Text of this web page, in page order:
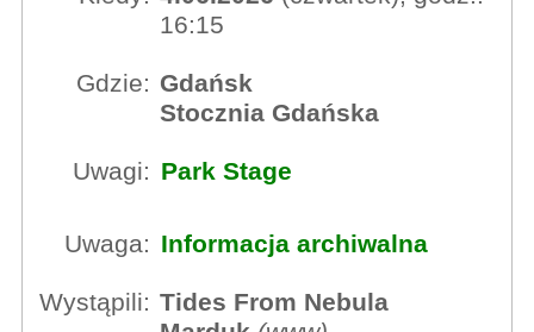
16:15
Gdzie: Gdańsk
Stocznia Gdańska
Uwagi: Park Stage
Uwaga: Informacja archiwalna
Wystąpili: Tides From Nebula